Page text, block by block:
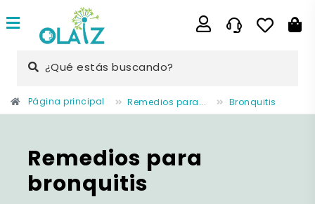
¿Qué estás buscando?
Página principal Remedios para... Bronquitis
Remedios para
bronquitis